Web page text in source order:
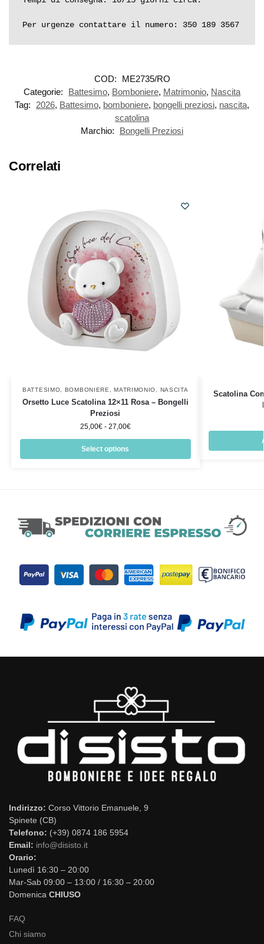
Per urgenze contattare il numero: 350 189 3567
COD:
ME2735/RO
Categorie:
Battesimo, Bomboniere, Matrimonio, Nascita
Tag:
2026, Battesimo, bomboniere, bongelli preziosi, nascita,
scatolina
Marchio:
Bongelli Preziosi
Correlati
BATTESIMO BOMBONIERE ,MATRIMONIO NASCITA
Orsetto Luce Scatolina 12×11 Rosa – Bongelli
Preziosi
25,00€ - 27,00€
Select options
Scatolina
Indirizzo: Corso Vittorio Emanuele, 9
Spinete (CB)
Telefono: (+39) 0874 186 5954
Email: info@disisto.it
Orario:
Lunedì 16:30 – 20:00
Mar-Sab 09:00 – 13:00 / 16:30 – 20:00
Domenica CHIUSO
FAQ
Chi siamo